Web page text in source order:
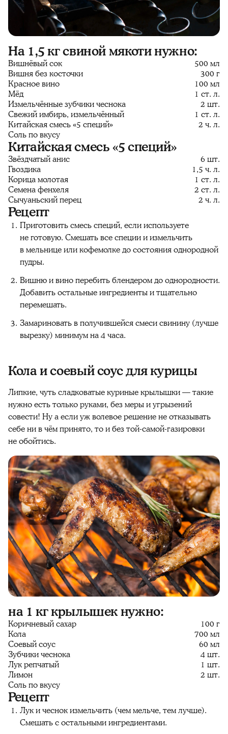
На 1,5 кг свиной мякоти нужно:
Вишнёвый сок
500 мл
Вишня без косточки
300 г
Красное вино
100 мл
Мёд
1 ст. л.
Измельчённые зубчики чеснока
2 шт.
Свежий имбирь, измельчённый
1 ст. л.
Китайская смесь «5 специй»
2 ч. л.
Соль по вкусу
Китайская смесь «5 специй»
Звёздчатый анис
6 шт.
Гвоздика
1,5 ч. л.
Корица молотая
1 ст. л.
Семена фенхеля
2 ст. л.
Сычуаньский перец
2 ч. л.
Рецепт
Приготовить смесь специй, если используете
не готовую. Смешать все специи и измельчить
в мельнице или кофемолке до состояния однородной
пудры.
Вишню и вино перебить блендером до однородности.
Добавить остальные ингредиенты и тщательно
перемешать.
Замариновать в получившейся смеси свинину (лучше
вырезку) минимум на 4 часа.
Кола и соевый соус для курицы
Липкие, чуть сладковатые куриные крылышки — такие
нужно есть только руками, без меры и угрызений
совести! Ну а если уж волевое решение не отказывать
себе ни в чём принято, то и без той-самой-газировки
не обойтись.
на 1 кг крылышек нужно:
Коричневый сахар
100 г
Кола
700 мл
Соевый соус
60 мл
Зубчики чеснока
4 шт.
Лук репчатый
1 шт.
Лимон
2 шт.
Соль по вкусу
Рецепт
Лук и чеснок измельчить (чем мельче, тем лучше).
Смешать с остальными ингредиентами.